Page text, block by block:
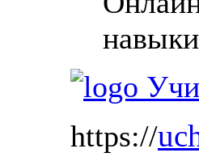
https://